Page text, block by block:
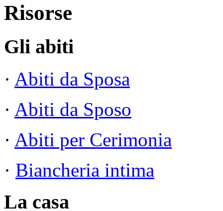
Risorse
Gli abiti
· Abiti da Sposa
· Abiti da Sposo
· Abiti per Cerimonia
· Biancheria intima
La casa